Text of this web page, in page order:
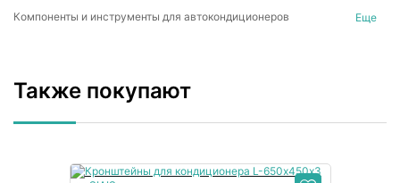
Компоненты и инструменты для автокондиционеров
Еще
Также покупают